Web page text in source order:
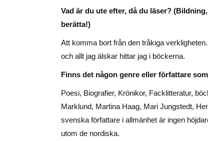
Vad är du ute efter, då du läser?
berätta!)
Att komma bort från den tråkiga
och allt jag älskar hittar jag i böckerna.
Finns det någon genre eller författare
Poesi, Biografier, Krönikor, Facklitteratur,
Marklund, Martina Haag, Mari Jungstedt,
svenska författare i allmänhet är ingen
utom de nordiska.